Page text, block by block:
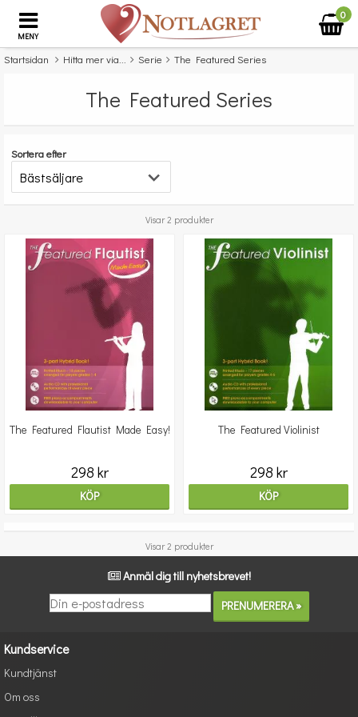
MENY
0
Startsidan Hitta mer via... Serie The Featured Series
The Featured Series
Sortera efter
Visar 2 produkter
The Featured Flautist Made Easy!
298 kr
KÖP
The Featured Violinist
298 kr
KÖP
Visar 2 produkter
Anmäl dig till nyhetsbrevet!
Kundservice
Kundtjänst
Om oss